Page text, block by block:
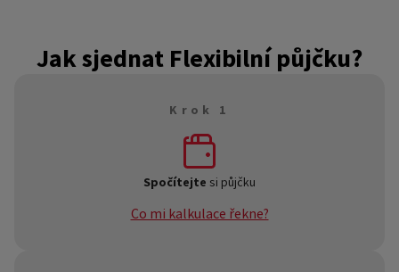
Jak sjednat Flexibilní půjčku?
Krok 1
Spočítejte si půjčku
Co mi kalkulace řekne?